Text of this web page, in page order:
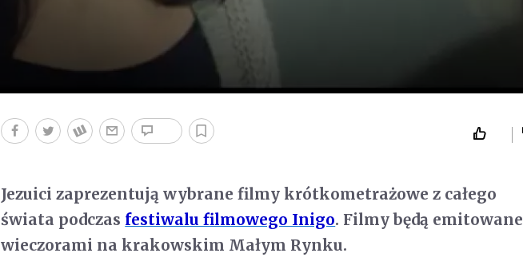
Jezuici zaprezentują wybrane filmy krótkometrażowe z całego
świata podczas festiwalu filmowego Inigo. Filmy będą emitowane
wieczorami na krakowskim Małym Rynku.